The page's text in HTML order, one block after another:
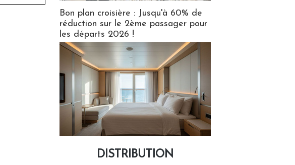
Bon plan croisière : Jusqu'à 60% de
réduction sur le 2ème passager pour
les départs 2026 !
DISTRIBUTION